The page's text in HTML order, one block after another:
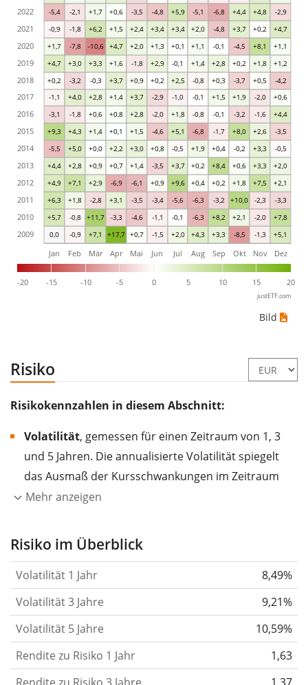
0,0 -0,9 +7,1 +17,7 +0,7 -1,5 +2,0 +4,3 +3,3 -8,5 -1,3 +5,1
+5,7 -0,8 +11,7 -3,3 -4,6 -1,1 -0,1 -6,3 +8,2 +2,1 -2,0 +7,8
+6,3 +1,8 -2,8 +3,1 -3,5 -3,4 -5,6 -6,3 -3,2 +10,0 -2,3 -3,3
+4,9 +7,1 +2,9 -6,9 -6,1 +0,9 +9,6 +0,4 +0,2 +1,8 +7,5 +2,1
+4,4 +2,8 +0,9 +0,7 +1,4 -3,5 +3,7 +0,2 +8,4 +0,6 +3,3 +2,0
-5,5 +5,0 +0,0 +2,2 +3,0 +0,8 -0,5 +1,9 +0,4 -0,2 +3,3 -0,5
+9,3 +4,3 +1,4 +0,1 +1,5 -4,6 +5,1 -6,8 -1,7 +8,0 +2,6 -3,5
-3,1 -1,8 +0,6 +0,8 +2,8 -2,0 +1,8 -0,8 -0,1 -3,2 -1,6 +4,4
-1,1 +4,0 +2,8 +1,4 +3,7 -2,9 -1,0 -0,1 +1,5 +1,9 -2,0 +0,6
+0,2 -3,2 -0,3 +3,7 +0,9 +0,2 +2,5 -0,8 +0,3 -3,7 +0,5 -4,2
+4,7 +3,0 +3,3 +1,6 -1,8 +2,9 -0,1 +1,4 +2,8 +0,2 +1,8 +1,2
+1,7 -7,8 -10,6 +4,7 +2,0 +1,3 +0,1 +1,1 -0,1 -4,5 +8,1 +1,1
-0,9 -1,8 +6,2 +1,5 +2,4 +3,4 +3,4 +2,0 -4,8 +3,7 +0,2 +4,7
-5,4 -2,1 +1,7 +0,6 -3,5 -4,8 +5,9 -5,1 -6,8 +4,4 +4,8 -2,9
-20 -15 -10 -5 0 5 10 15 20
Jan Feb Mär Apr Mai Jun Jul Aug Sep Okt Nov Dez
2009
2010
2011
2012
2013
2014
2015
2016
2017
2018
2019
2020
2021
2022
justETF.com
Bild
Risiko
Risikokennzahlen in diesem Abschnitt:
Volatilität, gemessen für einen Zeitraum von 1, 3
und 5 Jahren. Die annualisierte Volatilität spiegelt
das Ausmaß der Kursschwankungen im Zeitraum
eines Jahres wider.
Aktie, des ETF, usw.) in der Vergangenheit
gelten im Allgemeinen als risikoreicher. Wir
berechnen die Volatilität auf Basis der Daten der
letzten 1, 3 und 5 Jahre, damit du sehen kannst, ob
die Kursschwankungen im Laufe der Zeit stärker
oder schwächer wurden. Weitere Informationen
findest du in unserem Artikel:
Mehr anzeigen
Risiko im Überblick
Volatilität 1 Jahr
8,49%
Volatilität 3 Jahre
9,21%
Volatilität 5 Jahre
10,59%
Rendite zu Risiko 1 Jahr
1,63